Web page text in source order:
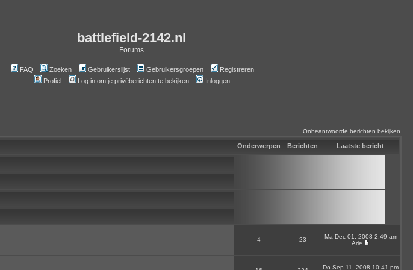
battlefield-2142.nl
Forums
FAQ Zoeken Gebruikerslijst Gebruikersgroepen
Registreren
Profiel
Log in om je privéberichten te bekijken Inloggen
Onbeantwoorde berichten bekijken
Onderwerpen Berichten Laatste bericht
4 23
Ma Dec 01, 2008 2:49 am
Arie
Do Sep 11, 2008 10:41 pm